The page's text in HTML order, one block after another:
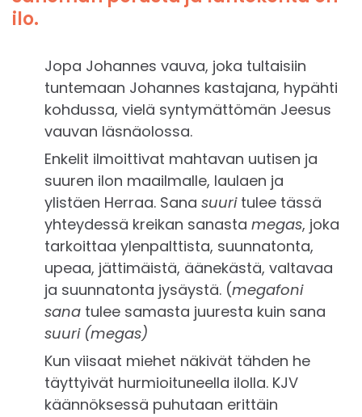
ilo.
Jopa Johannes vauva, joka tultaisiin
tuntemaan Johannes kastajana, hypähti
kohdussa, vielä syntymättömän Jeesus
vauvan läsnäolossa.
Enkelit ilmoittivat mahtavan uutisen ja
suuren ilon maailmalle, laulaen ja
ylistäen Herraa. Sana suuritulee tässä
yhteydessä kreikan sanasta megas, joka
tarkoittaa ylenpalttista, suunnatonta,
upeaa, jättimäistä, äänekästä, valtavaa
ja suunnatonta jysäystä. (megafoni
sana tulee samasta juuresta kuin sana
suuri (megas)
Kun viisaat miehet näkivät tähden he
täyttyivät hurmioituneella ilolla. KJV
käännöksessä puhutaan erittäin